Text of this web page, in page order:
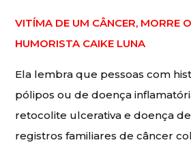
VITÍMA DE UM CÂNCER, MORRE
HUMORISTA CAIKE LUNA
Ela lembra que pessoas com
pólipos ou de doença
retocolite ulcerativa e doença
registros familiares de câncer